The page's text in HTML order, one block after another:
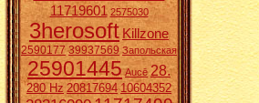
11719601 2575030
3herosoft Killzone
2590177 39937569 Запольская
25901445 Aucē 28.
280 Hz 20817694 10604352